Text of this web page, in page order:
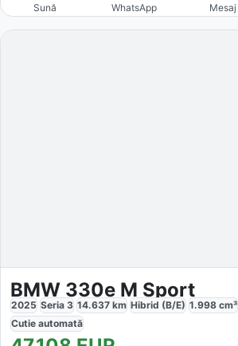
Sună WhatsApp Mesaj
BMW 330e M Sport
2025 Seria 3 14.637 km Hibrid (B/E) 1.998 cm³
Cutie automată